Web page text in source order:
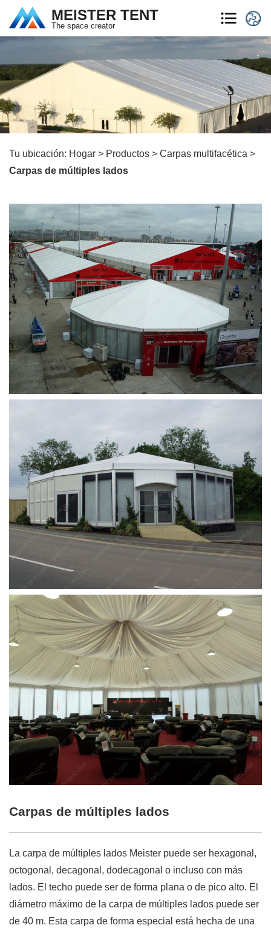
MEISTER TENT
The space creator
Tu ubicación: Hogar > Productos > Carpas multifacética >
Carpas de múltiples lados
Carpas de múltiples lados
La carpa de múltiples lados Meister puede ser hexagonal,
octogonal, decagonal, dodecagonal o incluso con más
lados. El techo puede ser de forma plana o de pico alto. El
diámetro máximo de la carpa de múltiples lados puede ser
de 40 m. Esta carpa de forma especial está hecha de una